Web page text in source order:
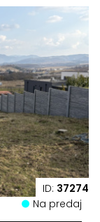
ID: 37274
Na predaj